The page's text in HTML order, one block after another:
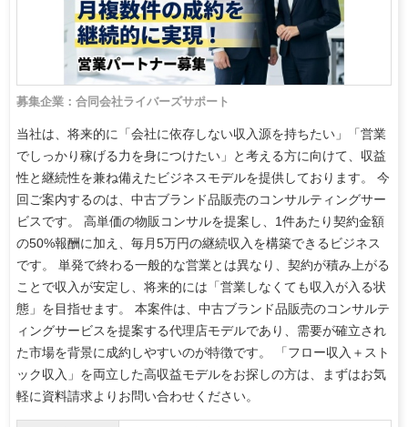
募集企業：合同会社ライバーズサポート
当社は、将来的に「会社に依存しない収入源を持ちたい」「営業
でしっかり稼げる力を身につけたい」と考える方に向けて、収益
性と継続性を兼ね備えたビジネスモデルを提供しております。 今
回ご案内するのは、中古ブランド品販売のコンサルティングサー
ビスです。 高単価の物販コンサルを提案し、1件あたり契約金額
の50%報酬に加え、毎月5万円の継続収入を構築できるビジネス
です。 単発で終わる一般的な営業とは異なり、契約が積み上がる
ことで収入が安定し、将来的には「営業しなくても収入が入る状
態」を目指せます。 本案件は、中古ブランド品販売のコンサルテ
ィングサービスを提案する代理店モデルであり、需要が確立され
た市場を背景に成約しやすいのが特徴です。 「フロー収入＋スト
ック収入」を両立した高収益モデルをお探しの方は、まずはお気
軽に資料請求よりお問い合わせください。